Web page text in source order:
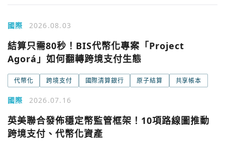
國際 2026.08.03
結算只需80秒！BIS代幣化專案「Project
Agorá」如何翻轉跨境支付生態
代幣化 跨境支付 國際清算銀行 原子結算 共享帳本
國際 2026.07.16
英美聯合發佈穩定幣監管框架！10項路線圖推動
跨境支付、代幣化資產